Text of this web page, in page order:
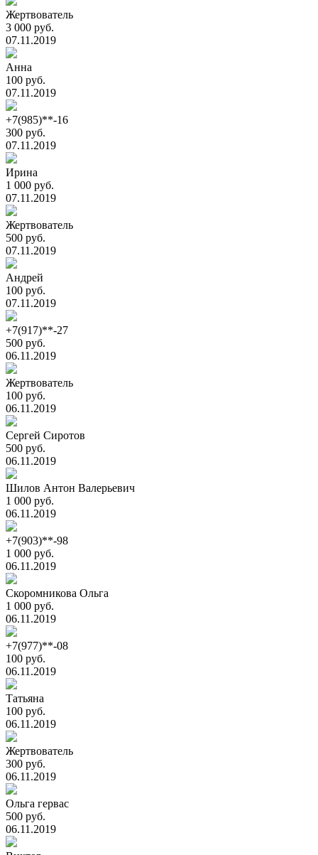
Жертвователь
3 000 руб.
07.11.2019
Анна
100 руб.
07.11.2019
+7(985)**-16
300 руб.
07.11.2019
Ирина
1 000 руб.
07.11.2019
Жертвователь
500 руб.
07.11.2019
Андрей
100 руб.
07.11.2019
+7(917)**-27
500 руб.
06.11.2019
Жертвователь
100 руб.
06.11.2019
Сергей Сиротов
500 руб.
06.11.2019
Шилов Антон Валерьевич
1 000 руб.
06.11.2019
+7(903)**-98
1 000 руб.
06.11.2019
Скоромникова Ольга
1 000 руб.
06.11.2019
+7(977)**-08
100 руб.
06.11.2019
Татьяна
100 руб.
06.11.2019
Жертвователь
300 руб.
06.11.2019
Ольга гервас
500 руб.
06.11.2019